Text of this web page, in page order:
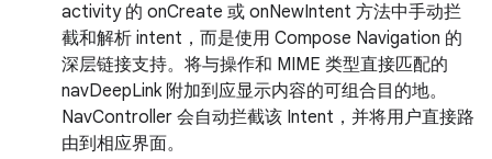
activity 的 onCreate 或 onNewIntent 方法中手动拦
截和解析 intent，而是使用 Compose Navigation 的
深层链接支持。将与操作和 MIME 类型直接匹配的
navDeepLink 附加到应显示内容的可组合目的地。
NavController 会自动拦截该 Intent，并将用户直接路
由到相应界面。